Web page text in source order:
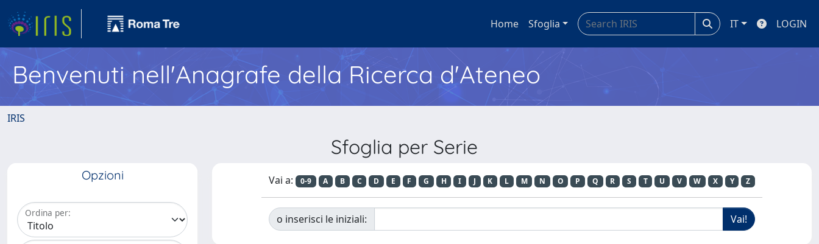
Home Sfoglia IT LOGIN
Benvenuti nell'Anagrafe della Ricerca d'Ateneo
IRIS
Sfoglia per Serie
Opzioni
Ordina per:
Vai a: 0-9 A B C D E F G H I J K L M N O P Q R S T U V W X Y Z
o inserisci le iniziali: